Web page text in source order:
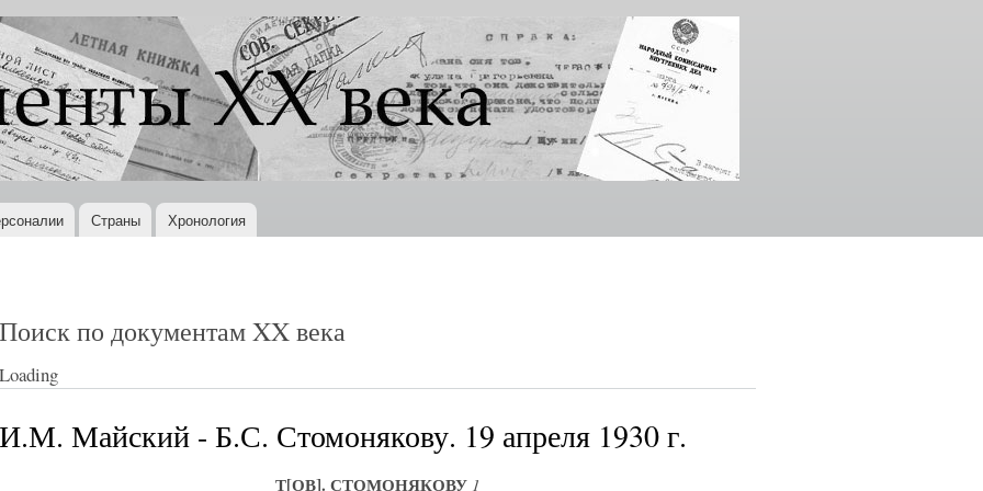
Перейти к
основному
содержанию
Страны Хронология
Поиск по документам XX века
Loading
И.М. Майский - Б.С. Стомонякову. 19 апреля 1930 г.
Т[ОВ]. СТОМОНЯКОВУ 1